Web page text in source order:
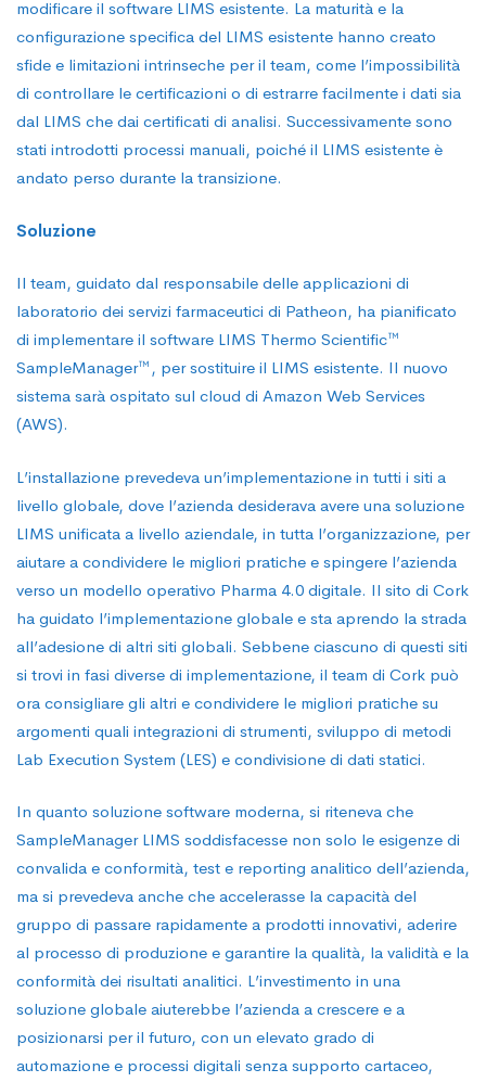
modificare il software LIMS esistente. La maturità e la
configurazione specifica del LIMS esistente hanno creato
sfide e limitazioni intrinseche per il team, come l’impossibilità
di controllare le certificazioni o di estrarre facilmente i dati sia
dal LIMS che dai certificati di analisi. Successivamente sono
stati introdotti processi manuali, poiché il LIMS esistente è
andato perso durante la transizione.
Soluzione
Il team, guidato dal responsabile delle applicazioni di
laboratorio dei servizi farmaceutici di Patheon, ha pianificato
di implementare il software LIMS Thermo Scientific™
SampleManager™, per sostituire il LIMS esistente. Il nuovo
sistema sarà ospitato sul cloud di Amazon Web Services
(AWS).
L’installazione prevedeva un’implementazione in tutti i siti a
livello globale, dove l’azienda desiderava avere una soluzione
LIMS unificata a livello aziendale, in tutta l’organizzazione, per
aiutare a condividere le migliori pratiche e spingere l’azienda
verso un modello operativo Pharma 4.0 digitale. Il sito di Cork
ha guidato l’implementazione globale e sta aprendo la strada
all’adesione di altri siti globali. Sebbene ciascuno di questi siti
si trovi in fasi diverse di implementazione, il team di Cork può
ora consigliare gli altri e condividere le migliori pratiche su
argomenti quali integrazioni di strumenti, sviluppo di metodi
Lab Execution System (LES) e condivisione di dati statici.
In quanto soluzione software moderna, si riteneva che
SampleManager LIMS soddisfacesse non solo le esigenze di
convalida e conformità, test e reporting analitico dell’azienda,
ma si prevedeva anche che accelerasse la capacità del
gruppo di passare rapidamente a prodotti innovativi, aderire
al processo di produzione e garantire la qualità, la validità e la
conformità dei risultati analitici. L’investimento in una
soluzione globale aiuterebbe l’azienda a crescere e a
posizionarsi per il futuro, con un elevato grado di
automazione e processi digitali senza supporto cartaceo,